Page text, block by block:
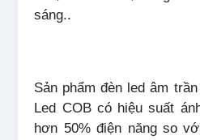
sáng..
Sản phẩm đèn led âm
Led COB có hiệu suất
hơn 50% điện năng so